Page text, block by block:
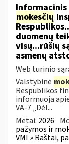
Informacinis
mokesčių
duomenų
visų...rūšių
asmenų
Web turinio
Valstybinė
Respublikos
informuoja
VA-7 „Dėl...
Metai: 2026
pažymos ir
VMI » Raštai,